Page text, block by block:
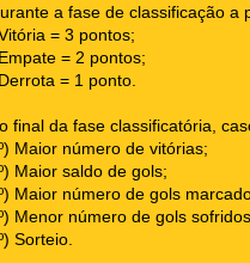
a fase de classificação a
= 3 pontos;
= 2 pontos;
= 1 ponto.
final da fase classificatória,
Maior número de vitórias;
Maior saldo de gols;
Maior número de gols
Menor número de gols
Sorteio.